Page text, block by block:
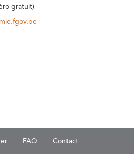
gratuit)
FAQ Contact